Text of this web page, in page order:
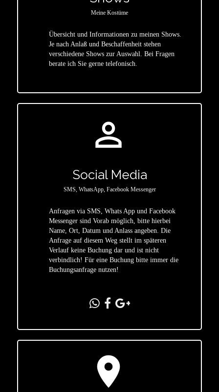
Meine Kostüme
Übersicht und Informationen zu meinen Shows.
Je nach Anlaß und Beschaffenheit stehen
verschiedene Shows zur Auswahl. Bei Fragen
berate ich Sie gerne telefonisch.
person_outline
Social Media
SMS, WhatsApp, Facebook Messenger
Anfragen via SMS, Whats App und Facebook
Messenger sind Vorab möglich, bitte hierbei
Name, Ort, Datum und Anlass angeben. Die
Anfrage auf diesem Weg stellt im späteren
Verlauf keine Buchung dar und ist nicht
verbindlich! Für eine Buchung bitte immer die
Buchungsanfrage nutzen!
location_on